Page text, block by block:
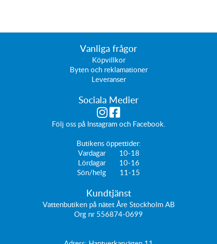
Vanliga frågor
Köpvillkor
Byten och reklamationer
Leveranser
Sociala Medier
Följ oss på Instagramoch Facebook
Butikens öppettider:
Vardagar 10-18
Lördagar 10-16
Sön/helg 11-15
Kundtjänst
Vattenbutiken på nätet Åre Stockholm AB
Org nr 556874-0699